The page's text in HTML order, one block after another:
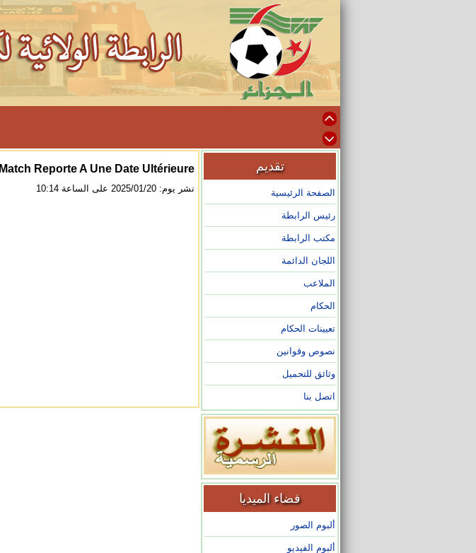
تقديم
الصفحة الرئيسية
رئيس الرابطة
مكتب الرابطة
اللجان الدائمة
الملاعب
الحكام
تعيينات الحكام
نصوص وقوانين
وثائق للتحميل
اتصل بنا
فضاء الميديا
ألبوم الصور
ألبوم الفيديو
Match Reporte A Une Date Ultérieure
نشر يوم: 2025/01/20 على الساعة 10:14